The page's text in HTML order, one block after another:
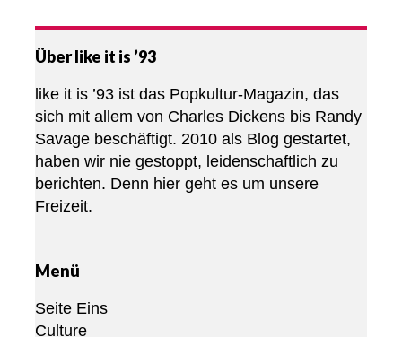
Über like it is ’93
like it is ’93 ist das Popkultur-Magazin, das
sich mit allem von Charles Dickens bis Randy
Savage beschäftigt. 2010 als Blog gestartet,
haben wir nie gestoppt, leidenschaftlich zu
berichten. Denn hier geht es um unsere
Freizeit.
Menü
Seite Eins
Culture